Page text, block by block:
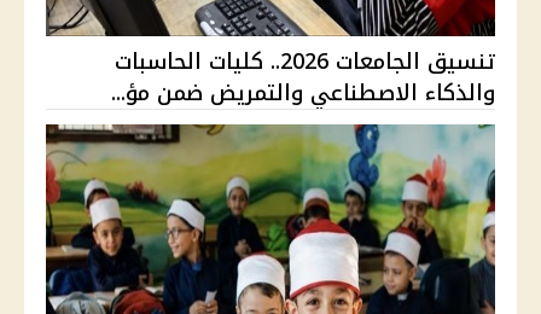
تنسيق الجامعات 2026.. كليات الحاسبات
والذكاء الاصطناعي والتمريض ضمن مؤ...